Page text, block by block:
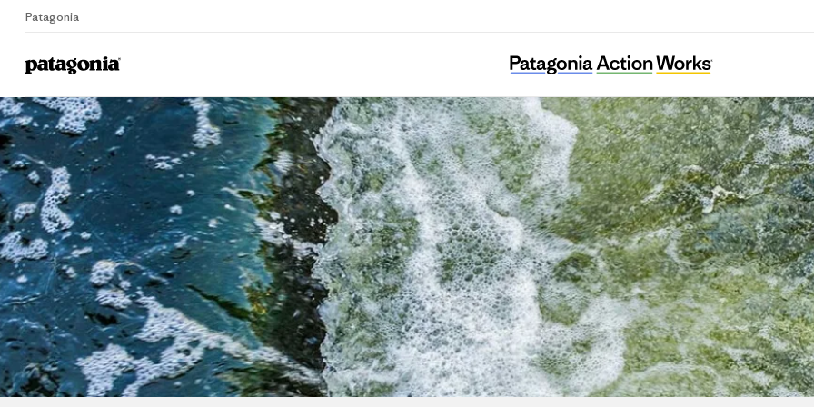
Patagonia
Home
경기환경운동연합